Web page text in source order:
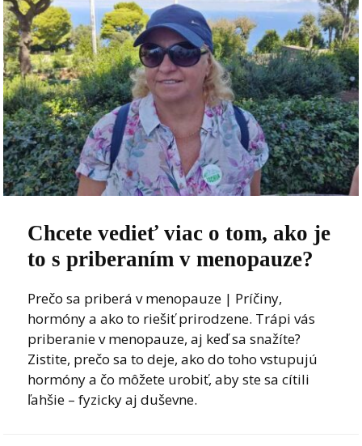
Chcete vedieť viac o tom, ako je
to s priberaním v menopauze?
Prečo sa priberá v menopauze | Príčiny,
hormóny a ako to riešiť prirodzene. Trápi vás
priberanie v menopauze, aj keď sa snažíte?
Zistite, prečo sa to deje, ako do toho vstupujú
hormóny a čo môžete urobiť, aby ste sa cítili
ľahšie – fyzicky aj duševne.